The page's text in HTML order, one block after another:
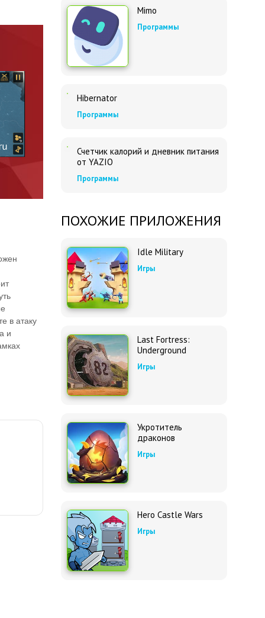
в атаку
и
Mimo
Программы
Hibernator
Программы
Счетчик калорий и дневник питания
от YAZIO
Программы
ПОХОЖИЕ ПРИЛОЖЕНИЯ
Idle Military
Игры
Last Fortress:
Underground
Игры
Укротитель
драконов
Игры
Hero Castle Wars
Игры